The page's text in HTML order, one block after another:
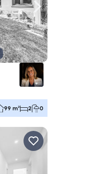
Nach rechts navigieren
99 m² 2 0